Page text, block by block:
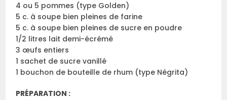
4 ou 5 pommes (type Golden)
5 c. à soupe bien pleines de farine
5 c. à soupe bien pleines de sucre en poudre
1/2 litres lait demi-écrémé
3 œufs entiers
1 sachet de sucre vanillé
1 bouchon de bouteille de rhum (type Négrita)
PRÉPARATION :